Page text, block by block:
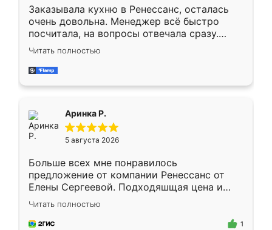
Заказывала кухню в Ренессанс, осталась
очень довольна. Менеджер всё быстро
посчитала, на вопросы отвечала сразу.
Замерщик приехал в субботу, подошёл к
делу со всей ответственностью. Собрали
за день, ребята работали аккуратно, даже
Читать полностью
Аринка Р.
5 августа 2026
Больше всех мне понравилось
предложение от компании Ренессанс от
Елены Сергеевой. Подходяшщая цена и
короткие сроки изготовления. Приехавший
для замера сотрудник Владислав
предложил по моему эскизу самый
Читать полностью
1